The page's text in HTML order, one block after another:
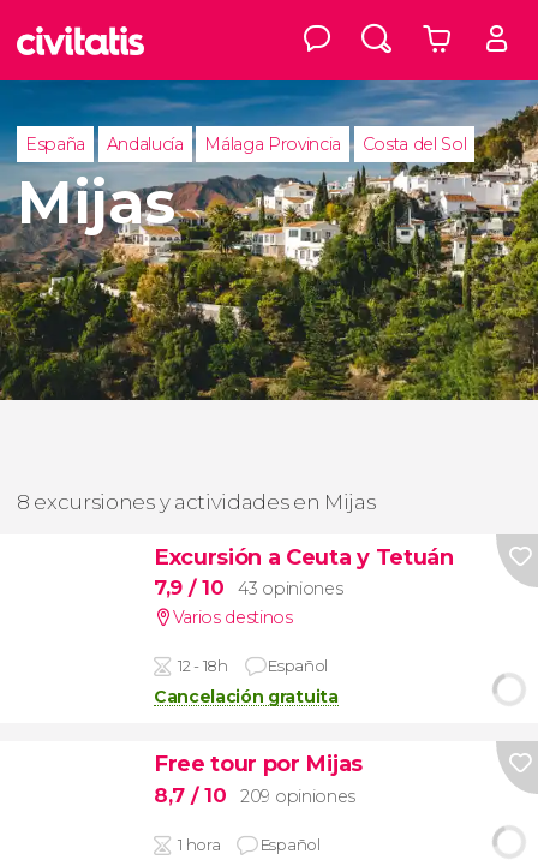
España Andalucía Málaga Provincia Costa del Sol
Mijas
8 excursiones y actividades en Mijas
Excursión a Ceuta y Tetuán
7,9 / 10
43 opiniones
Varios destinos
12 - 18h Español
Cancelación gratuita
Free tour por Mijas
8,7 / 10 209 opiniones
1 hora Español